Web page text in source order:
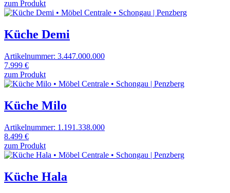
zum Produkt
Küche Demi
Artikelnummer: 3.447.000.000
7.999 €
zum Produkt
Küche Milo
Artikelnummer: 1.191.338.000
8.499 €
zum Produkt
Küche Hala